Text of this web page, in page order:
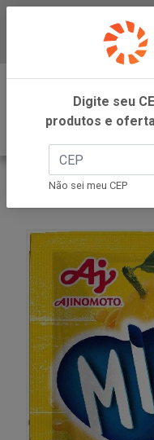
INÍCIO
AJINOMOTO
Digite seu
produtos e
Não sei meu CEP